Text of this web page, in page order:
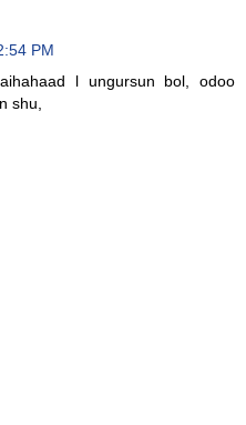
PM
l ungursun bol, odoo
shu,